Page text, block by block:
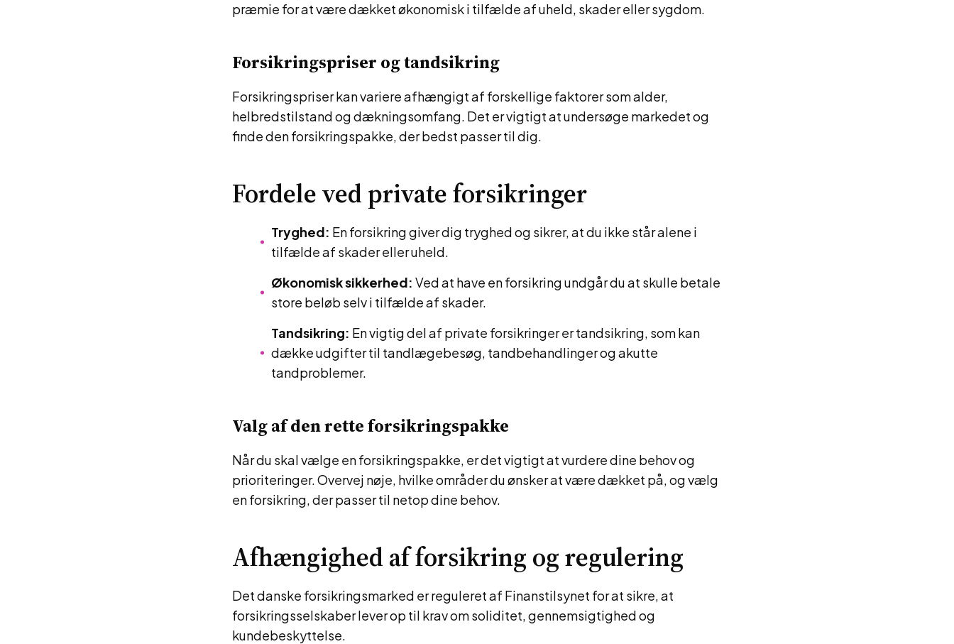
præmie for at være dækket økonomisk i tilfælde af uheld, skader eller sygdom.
Forsikringspriser og tandsikring
Forsikringspriser kan variere afhængigt af forskellige faktorer som alder,
helbredstilstand og dækningsomfang. Det er vigtigt at undersøge markedet og
finde den forsikringspakke, der bedst passer til dig.
Fordele ved private forsikringer
Tryghed: En forsikring giver dig tryghed og sikrer, at du ikke står alene i
tilfælde af skader eller uheld.
Økonomisk sikkerhed: Ved at have en forsikring undgår du at skulle betale
store beløb selv i tilfælde af skader.
Tandsikring: En vigtig del af private forsikringer er tandsikring, som kan
dække udgifter til tandlægebesøg, tandbehandlinger og akutte
tandproblemer.
Valg af den rette forsikringspakke
Når du skal vælge en forsikringspakke, er det vigtigt at vurdere dine behov og
prioriteringer. Overvej nøje, hvilke områder du ønsker at være dækket på, og vælg
en forsikring, der passer til netop dine behov.
Afhængighed af forsikring og regulering
Det danske forsikringsmarked er reguleret af Finanstilsynet for at sikre, at
forsikringsselskaber lever op til krav om soliditet, gennemsigtighed og
kundebeskyttelse.